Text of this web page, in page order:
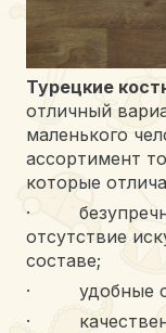
Турецкие
отличный
маленького
ассортимент
которые
·
отсутствие
составе;
· удобные
·